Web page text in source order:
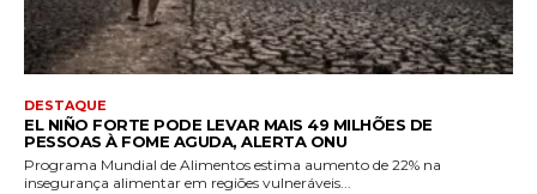
DESTAQUE
EL NIÑO FORTE PODE LEVAR MAIS 49 MILHÕES DE
PESSOAS À FOME AGUDA, ALERTA ONU
Programa Mundial de Alimentos estima aumento de 22% na
insegurança alimentar em regiões vulneráveis...